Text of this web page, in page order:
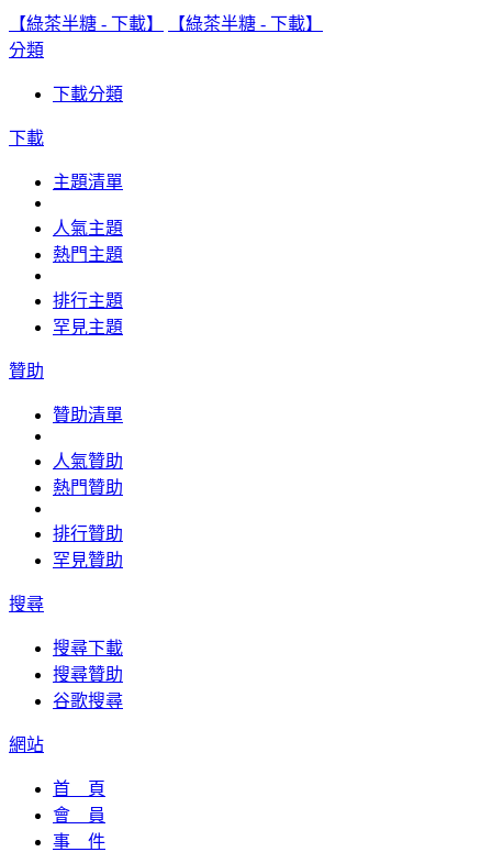
【綠茶半糖 - 下載】
【綠茶半糖 - 下載】
分類
下載分類
下載
主題清單
人氣主題
熱門主題
排行主題
罕見主題
贊助
贊助清單
人氣贊助
熱門贊助
排行贊助
罕見贊助
搜尋
搜尋下載
搜尋贊助
谷歌搜尋
網站
首 頁
會 員
事 件